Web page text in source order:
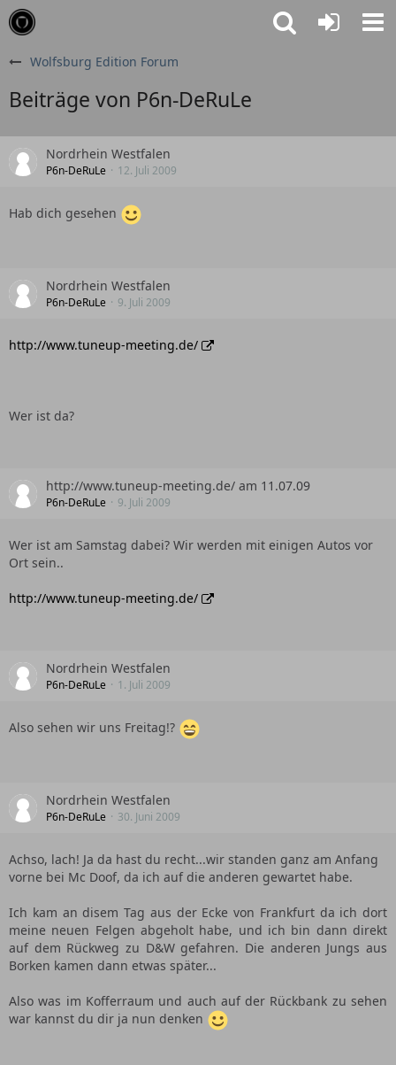
Wolfsburg Edition Forum
Beiträge von P6n-DeRuLe
Nordrhein Westfalen
P6n-DeRuLe 12. Juli 2009
Hab dich gesehen
Nordrhein Westfalen
P6n-DeRuLe 9. Juli 2009
http://www.tuneup-meeting.de/
Wer ist da?
http://www.tuneup-meeting.de/ am 11.07.09
P6n-DeRuLe 9. Juli 2009
Wer ist am Samstag dabei? Wir werden mit einigen Autos vor
Ort sein..
http://www.tuneup-meeting.de/
Nordrhein Westfalen
P6n-DeRuLe 1. Juli 2009
Also sehen wir uns Freitag!?
Nordrhein Westfalen
P6n-DeRuLe 30. Juni 2009
Achso, lach! Ja da hast du recht...wir standen ganz am Anfang
vorne bei Mc Doof, da ich auf die anderen gewartet habe.
Ich kam an disem Tag aus der Ecke von Frankfurt da ich dort
meine neuen Felgen abgeholt habe, und ich bin dann direkt
auf dem Rückweg zu D&W gefahren. Die anderen Jungs aus
Borken kamen dann etwas später...
Also was im Kofferraum und auch auf der Rückbank zu sehen
war kannst du dir ja nun denken